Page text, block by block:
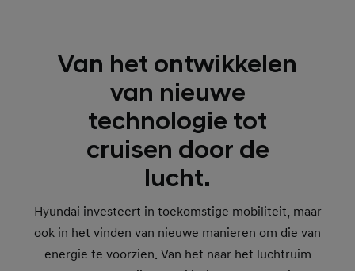
Van het ontwikkelen
van nieuwe
technologie tot
cruisen door de
lucht.
Hyundai investeert in toekomstige mobiliteit, maar
ook in het vinden van nieuwe manieren om die van
energie te voorzien. Van het naar het luchtruim